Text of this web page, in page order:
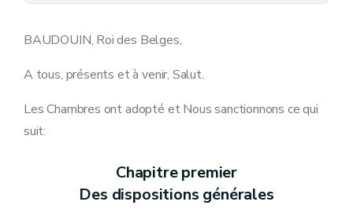
Art. 20
Art. 21
Art. 22
Section 2 Du fonctionnement du conseil de l'aide sociale
Art. 25
bis
Art. 26
ter
Art. 27
BAUDOUIN, Roi des Belges,
A tous, présents et à venir, Salut.
Les Chambres ont adopté et Nous sanctionnons ce qui
suit:
Chapitre premier
Des dispositions générales